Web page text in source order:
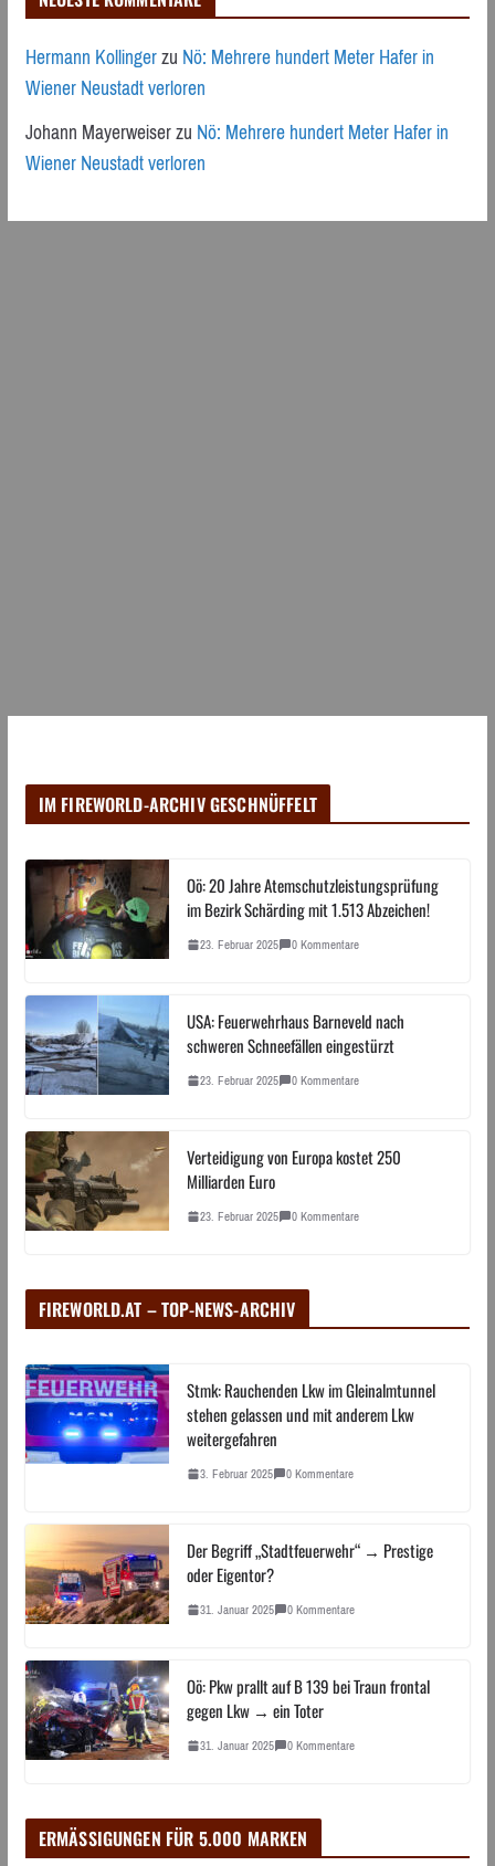
Hermann KollingerzuNö: Mehrere hundert Meter Hafer in
Wiener Neustadt verloren
Johann MayerweiserzuNö: Mehrere hundert Meter Hafer in
Wiener Neustadt verloren
IM FIREWORLD-ARCHIV GESCHNÜFFELT
Oö: 20 Jahre Atemschutzleistungsprüfung
im Bezirk Schärding mit 1.513 Abzeichen!
23. Februar 2025 0 Kommentare
USA: Feuerwehrhaus Barneveld nach
schweren Schneefällen eingestürzt
23. Februar 2025 0 Kommentare
Verteidigung von Europa kostet 250
Milliarden Euro
23. Februar 2025 0 Kommentare
FIREWORLD.AT – TOP-NEWS-ARCHIV
Stmk: Rauchenden Lkw im Gleinalmtunnel
stehen gelassen und mit anderem Lkw
weitergefahren
3. Februar 2025 0 Kommentare
Der Begriff „Stadtfeuerwehr“ → Prestige
oder Eigentor?
31. Januar 2025 0 Kommentare
Oö: Pkw prallt auf B 139 bei Traun frontal
gegen Lkw → ein Toter
31. Januar 2025 0 Kommentare
ERMÄSSIGUNGEN FÜR 5.000 MARKEN